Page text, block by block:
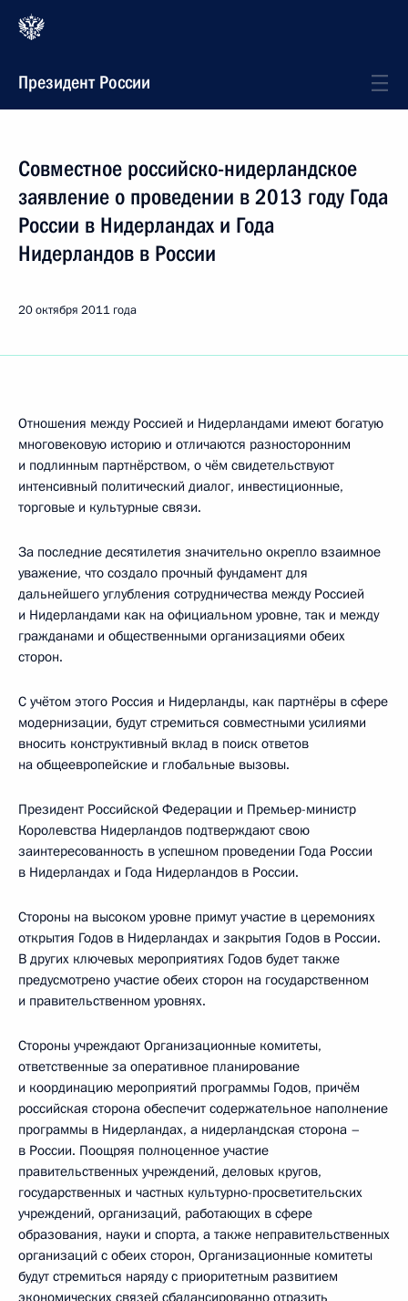
Президент России
Совместное российско-нидерландское
заявление о проведении в 2013 году Года
России в Нидерландах и Года
Нидерландов в России
20 октября 2011 года
Отношения между Россией и Нидерландами имеют богатую
многовековую историю и отличаются разносторонним
и подлинным партнёрством, о чём свидетельствуют
интенсивный политический диалог, инвестиционные,
торговые и культурные связи.
За последние десятилетия значительно окрепло взаимное
уважение, что создало прочный фундамент для
дальнейшего углубления сотрудничества между Россией
и Нидерландами как на официальном уровне, так и между
гражданами и общественными организациями обеих
сторон.
С учётом этого Россия и Нидерланды, как партнёры в сфере
модернизации, будут стремиться совместными усилиями
вносить конструктивный вклад в поиск ответов
на общеевропейские и глобальные вызовы.
Президент Российской Федерации и Премьер-министр
Королевства Нидерландов подтверждают свою
заинтересованность в успешном проведении Года России
в Нидерландах и Года Нидерландов в России.
Стороны на высоком уровне примут участие в церемониях
открытия Годов в Нидерландах и закрытия Годов в России.
В других ключевых мероприятиях Годов будет также
предусмотрено участие обеих сторон на государственном
и правительственном уровнях.
Стороны учреждают Организационные комитеты,
ответственные за оперативное планирование
и координацию мероприятий программы Годов, причём
российская сторона обеспечит содержательное наполнение
программы в Нидерландах, а нидерландская сторона –
в России. Поощряя полноценное участие
правительственных учреждений, деловых кругов,
государственных и частных культурно-просветительских
учреждений, организаций, работающих в сфере
образования, науки и спорта, а также неправительственных
организаций с обеих сторон, Организационные комитеты
будут стремиться наряду с приоритетным развитием
экономических связей сбалансированно отразить